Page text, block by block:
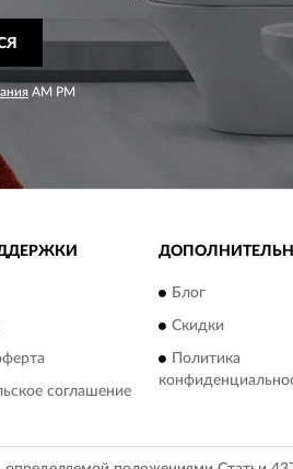
AM PM
соглашение
Блог
Скидки
Политика